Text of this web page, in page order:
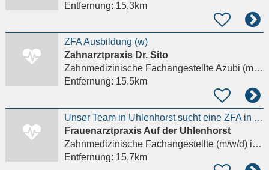
Entfernung: 15,3km
ZFA Ausbildung (w)
Zahnarztpraxis Dr. Sito
Zahnmedizinische Fachangestellte Azubi (m/w/d)
Entfernung: 15,5km
Unser Team in Uhlenhorst sucht eine ZFA in Vollzeit/Teilzeit
Frauenarztpraxis Auf der Uhlenhorst
Zahnmedizinische Fachangestellte (m/w/d)in Hamburg
Entfernung: 15,7km